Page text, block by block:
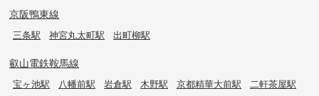
京阪鴨東線
三条駅 神宮丸太町駅 出町柳駅
叡山電鉄鞍馬線
宝ヶ池駅 八幡前駅 岩倉駅 木野駅 京都精華大前駅
二軒茶屋駅